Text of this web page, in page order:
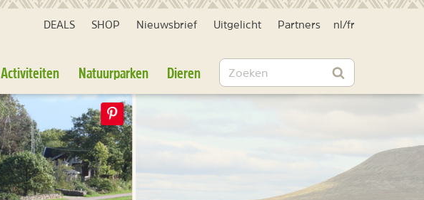
DEALS SHOP Nieuwsbrief Uitgelicht Partners nl /fr
Activiteiten Natuurparken Dieren Zoeken
Zoeken